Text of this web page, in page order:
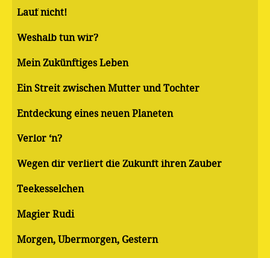
Lauf nicht!
Weshalb tun wir?
Mein Zukünftiges Leben
Ein Streit zwischen Mutter und Tochter
Entdeckung eines neuen Planeten
Verlor ‘n?
Wegen dir verliert die Zukunft ihren Zauber
Teekesselchen
Magier Rudi
Morgen, Übermorgen, Gestern